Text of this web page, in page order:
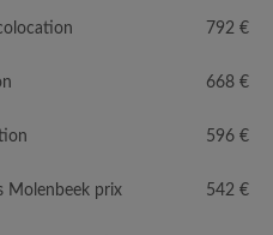
792 €
668 €
596 €
Molenbeek prix
542 €